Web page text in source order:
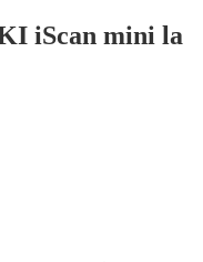
iScan mini la